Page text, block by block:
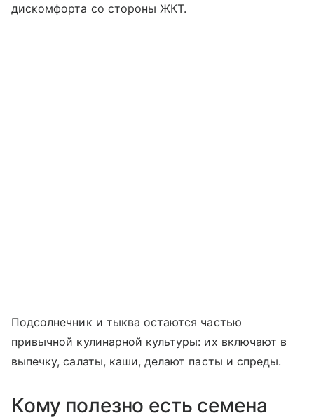
дискомфорта со стороны ЖКТ.
Подсолнечник и тыква остаются частью
привычной кулинарной культуры: их включают в
выпечку, салаты, каши, делают пасты и спреды.
Кому полезно есть семена